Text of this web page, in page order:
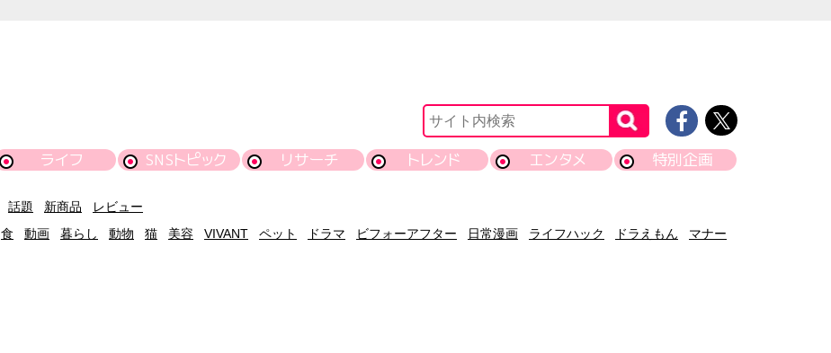
ライフ SNSトピック リサーチ トレンド エンタメ 特別企画
話題 新商品
レビュー
食 動画 暮らし 動物 猫 美容 VIVANT ペット ドラマ ビフォーアフター 日常漫画 ライフハック ドラえもん
マナー